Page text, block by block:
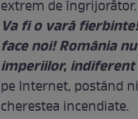
extrem de îngrijorător.
Va fi o vară
face noi! România
imperiilor, indiferent
pe Internet, postând
cherestea incendiate.